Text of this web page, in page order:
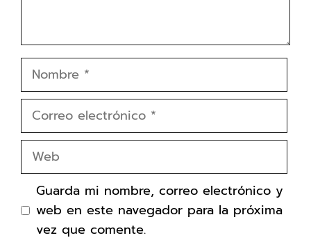
Nombre
Correo
electrónico
Web
Guarda mi nombre, correo electrónico y
web en este navegador para la próxima
vez que comente.